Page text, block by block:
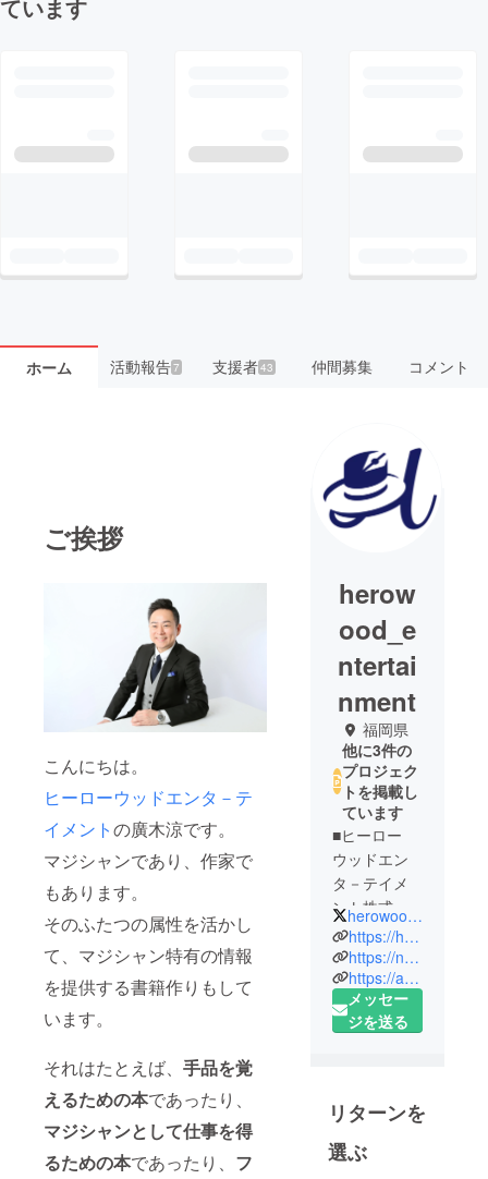
ています
ホーム 活動報告7 支援者43 仲間募集 コメント
ご挨拶
こんにちは。
ヒーローウッドエンタ－テ
イメントの廣木涼です。
マジシャンであり、作家で
もあります。
そのふたつの属性を活かし
て、マジシャン特有の情報
を提供する書籍作りもして
います。
それはたとえば、 手品を覚
えるための本であったり、
マジシャンとして仕事を得
るための本であったり、 フ
herow
ood_e
ntertai
nment
福岡県
他に3件の
プロジェク
トを掲載し
ています
■ヒーロー
ウッドエン
タ－テイメ
ント株式会
社
・設立日：
2019年7月
19日
・本社：東
■廣木涼（ひ
ろきりょ
う）
herowood2019
https://herowood-entertainment.co.jp/
https://note.com/hirokiryoo
https://ameblo.jp/herowood-entertainment/
メッセー
ジを送る
リターンを
選ぶ